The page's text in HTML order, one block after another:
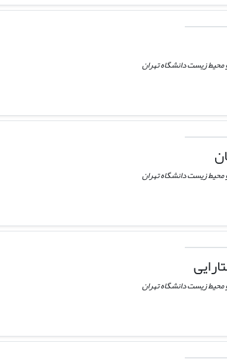
محیط زیست دانشگاه تهران
محیط زیست دانشگاه تهران
محیط زیست دانشگاه تهران